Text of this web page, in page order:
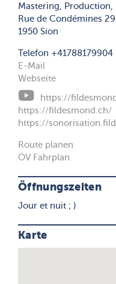
Mastering, Production,
Rue de Condémines 29
1950 Sion
Telefon +41788179904
E-Mail
Webseite
https://
https://fildesmond.ch/
https://
Route planen
ÖV Fahrplan
Öffnungszeiten
Jour et nuit ; )
Karte